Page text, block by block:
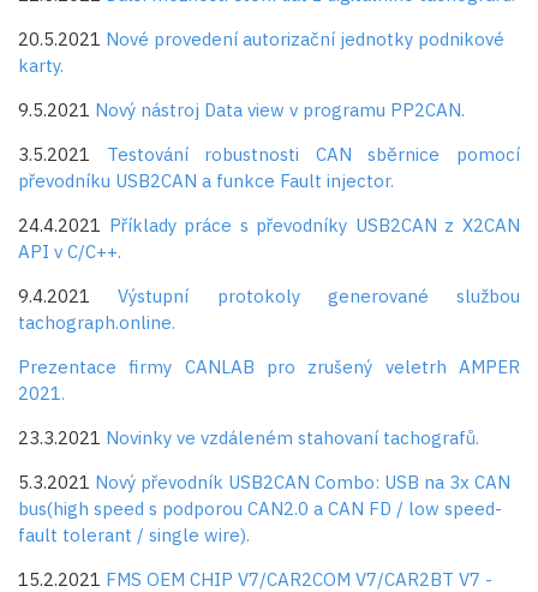
20.5.2021 Nové provedení autorizační jednotky podnikové
karty.
9.5.2021 Nový nástroj Data view v programu PP2CAN.
3.5.2021 Testování robustnosti CAN sběrnice pomocí
převodníku USB2CAN a funkce Fault injector.
24.4.2021 Příklady práce s převodníky USB2CAN z X2CAN
API v C/C++.
9.4.2021 Výstupní protokoly generované službou
tachograph.online.
Prezentace firmy CANLAB pro zrušený veletrh AMPER
2021.
23.3.2021 Novinky ve vzdáleném stahovaní tachografů.
5.3.2021 Nový převodník USB2CAN Combo: USB na 3x CAN
bus(high speed s podporou CAN2.0 a CAN FD / low speed-
fault tolerant / single wire).
15.2.2021 FMS OEM CHIP V7/CAR2COM V7/CAR2BT V7 -